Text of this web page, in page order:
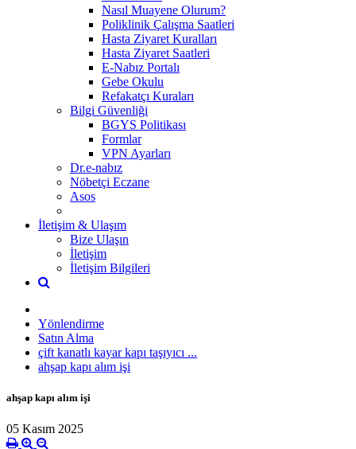
Nasıl Muayene Olurum?
Poliklinik Çalışma Saatleri
Hasta Ziyaret Kuralları
Hasta Ziyaret Saatleri
E-Nabız Portalı
Gebe Okulu
Refakatçı Kuraları
Bilgi Güvenliği
BGYS Politikası
Formlar
VPN Ayarları
Dr.e-nabız
Nöbetçi Eczane
Asos
İletişim & Ulaşım
Bize Ulaşın
İletişim
İletişim Bilgileri
Yönlendirme
Satın Alma
çift kanatlı kayar kapı taşıyıcı ...
ahşap kapı alım işi
ahşap kapı alım işi
05 Kasım 2025